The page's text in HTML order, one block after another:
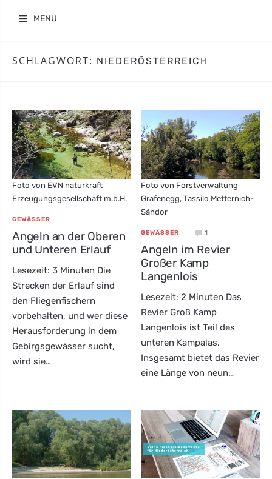
MENU
SCHLAGWORT: NIEDERÖSTERREICH
Foto von EVN naturkraft
Erzeugungsgesellschaft m.b.H.
GEWÄSSER
Angeln an der Oberen
und Unteren Erlauf
Lesezeit: 3 Minuten Die
Strecken der Erlauf sind
den Fliegenfischern
vorbehalten, und wer diese
Herausforderung in dem
Gebirgsgewässer sucht,
wird sie…
Foto von Forstverwaltung
Grafenegg, Tassilo Metternich-
Sándor
GEWÄSSER 1
Angeln im Revier
Großer Kamp
Langenlois
Lesezeit: 2 Minuten Das
Revier Groß Kamp
Langenlois ist Teil des
unteren Kampalas.
Insgesamt bietet das Revier
eine Länge von neun…